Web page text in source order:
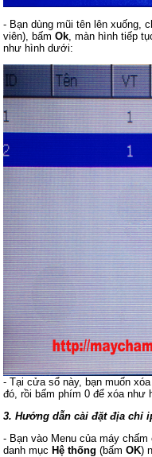
- Bạn dùng mũi tên lên xuống,
viên), bấmOk, màn hình tiếp
như hình dưới:
- Tại cửa sổ này, bạn muốn
đó, rồi bấm phím 0 để xóa như
3. Hướng dẫn cài đặt địa chỉ
- Bạn vào Menu của máy
danh mục Hệ thống (bấmOK)